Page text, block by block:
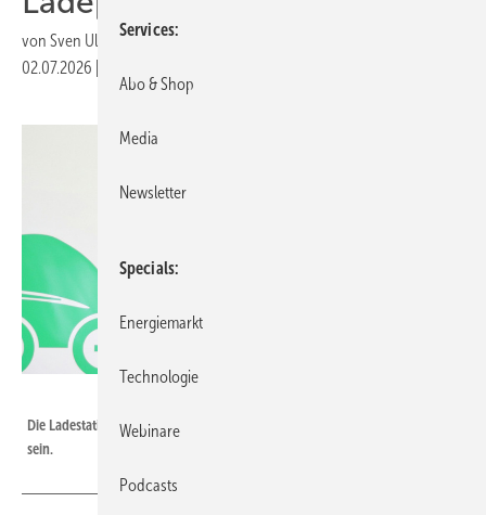
von Sven Ullrich
02.07.2026
Die Ladestationen für die Lkw werden bis spätestens Mitte 2029 in Betrieb
sein.
Services
Abo & Shop
Media
Newsletter
Specials
Energiemarkt
Technologie
Webinare
Podcasts